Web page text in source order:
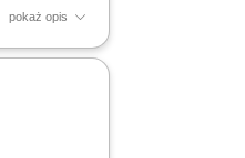
pokaż opis